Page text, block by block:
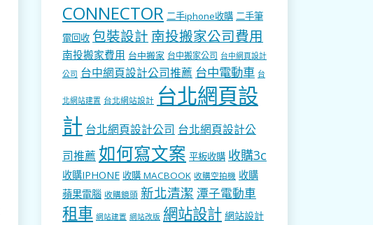
CONNECTOR 二手iphone收購 二手筆
電回收 包裝設計 南投搬家公司費用
南投搬家費用 台中搬家 台中搬家公司 台中網頁設計
公司 台中網頁設計公司推薦 台中電動車 台
北網站建置 台北網站設計 台北網頁設
計 台北網頁設計公司 台北網頁設計公
司推薦 如何寫文案 平板收購 收購3c
收購IPHONE 收購 MACBOOK 收購空拍機 收購
蘋果電腦 收購鏡頭 新北清潔 潭子電動車
租車 網站建置 網站改版 網站設計 網站設計